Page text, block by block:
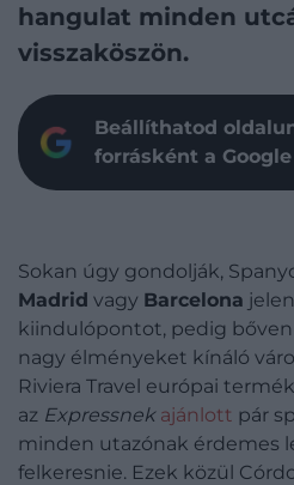
hangulat minden
visszaköszön.
Beállíthatod
forrásként a
Sokan úgy gondolják,
Madrid vagy Barcelona
kiindulópontot, pedig bőven
nagy élményeket kínáló
Riviera Travel európai
az Expressnek ajánlott pár
minden utazónak érdemes
felkeresnie. Ezek közül